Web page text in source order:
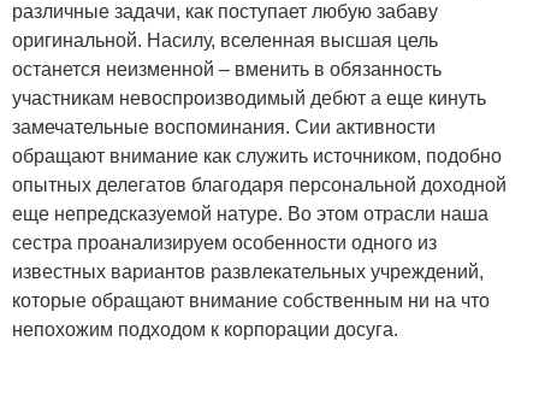
различные задачи, как поступает любую забаву
оригинальной. Насилу, вселенная высшая цель
останется неизменной – вменить в обязанность
участникам невоспроизводимый дебют а еще кинуть
замечательные воспоминания. Сии активности
обращают внимание как служить источником, подобно
опытных делегатов благодаря персональной доходной
еще непредсказуемой натуре. Во этом отрасли наша
сестра проанализируем особенности одного из
известных вариантов развлекательных учреждений,
которые обращают внимание собственным ни на что
непохожим подходом к корпорации досуга.